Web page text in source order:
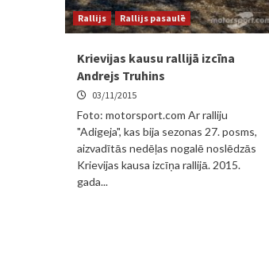
Rallijs Rallijs pasaulē
Krievijas kausu rallijā izcīna
Andrejs Truhins
03/11/2015
Foto: motorsport.com Ar ralliju
"Adigeja", kas bija sezonas 27. posms,
aizvadītās nedēļas nogalē noslēdzās
Krievijas kausa izcīņa rallijā. 2015.
gada...